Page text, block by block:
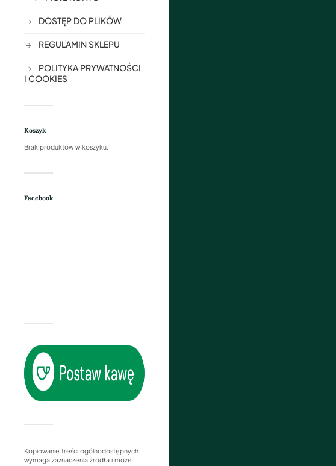
DOSTĘP DO PLIKÓW
REGULAMIN SKLEPU
POLITYKA PRYWATNOŚCI
I COOKIES
Koszyk
Brak produktów w koszyku.
Facebook
Kopiowanie treści ogólnodostępnych
wymaga zaznaczenia źródła i może